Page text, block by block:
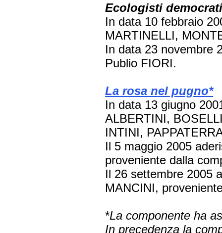
Ecologisti
In data 10 febbraio
MARTINELLI,
In data 23 novembre
Publio FIORI.
La rosa nel pugno*
In data 13 giugno
ALBERTINI,
INTINI,
Il 5 maggio 2005
proveniente dalla
Il 26 settembre 2005
MANCINI,
*La componente ha
In precedenza la